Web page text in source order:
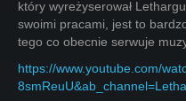
który wyreżyserował
swoimi pracami, jest to
tego co obecnie serwuje
https://www.youtube.com/